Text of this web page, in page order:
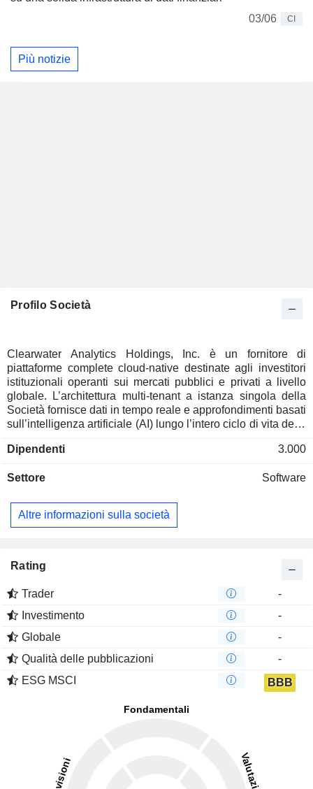
03/06
CI
Più notizie
Profilo Società
Clearwater Analytics Holdings, Inc. è un fornitore di
piattaforme complete cloud-native destinate agli investitori
istituzionali operanti sui mercati pubblici e privati a livello
globale. L’architettura multi-tenant a istanza singola della
Società fornisce dati in tempo reale e approfondimenti basati
sull’intelligenza artificiale (AI) lungo l’intero ciclo di vita degli
integrando in un unico sistema unificato la gestione del
riconciliazione, la rendicontazione normativa, la
serve assicuratori, gestori patrimoniali, hedge fund, banche,
società e governi. La Società è inoltre un fornitore di analisi
mercati pubblici che in quelli privati includono prodotti
Dipendenti 3.000
Settore Software
Altre informazioni sulla società
Rating
Trader
-
Investimento
-
Globale
-
Qualità delle pubblicazioni
-
ESG MSCI
BBB